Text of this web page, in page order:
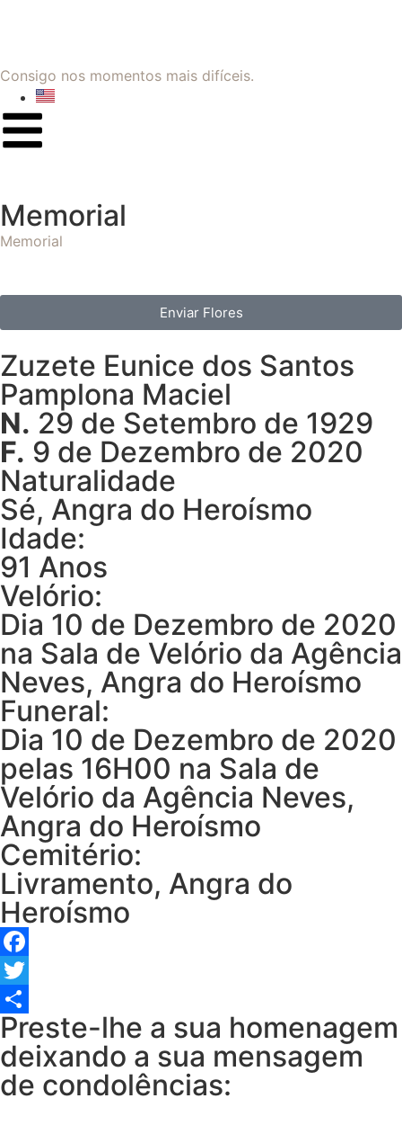
Consigo nos momentos mais difíceis.
Memorial
Memorial
Enviar Flores
Zuzete Eunice dos Santos
Pamplona Maciel
N. 29 de Setembro de 1929
F. 9 de Dezembro de 2020
Naturalidade
Sé, Angra do Heroísmo
Idade:
91 Anos
Velório:
Dia 10 de Dezembro de 2020
na Sala de Velório da Agência
Neves, Angra do Heroísmo
Funeral:
Dia 10 de Dezembro de 2020
pelas 16H00 na Sala de
Velório da Agência Neves,
Angra do Heroísmo
Cemitério:
Livramento, Angra do
Heroísmo
Facebook
Twitter
Share
Preste-lhe a sua homenagem
deixando a sua mensagem
de condolências: